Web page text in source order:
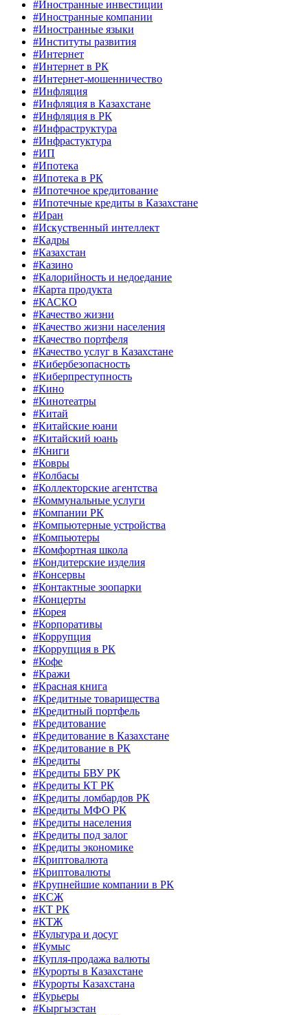
#Иностранные инвестиции
#Иностранные компании
#Иностранные языки
#Институты развития
#Интернет
#Интернет в РК
#Интернет-мошенничество
#Инфляция
#Инфляция в Казахстане
#Инфляция в РК
#Инфраструктура
#Инфрастуктура
#ИП
#Ипотека
#Ипотека в РК
#Ипотечное кредитование
#Ипотечные кредиты в Казахстане
#Иран
#Искуственный интеллект
#Кадры
#Казахстан
#Казино
#Калорийность и недоедание
#Карта продукта
#КАСКО
#Качество жизни
#Качество жизни населения
#Качество портфеля
#Качество услуг в Казахстане
#Кибербезопасность
#Киберпреступность
#Кино
#Кинотеатры
#Китай
#Китайские юани
#Китайский юань
#Книги
#Ковры
#Колбасы
#Коллекторские агентства
#Коммунальные услуги
#Компании РК
#Компьютерные устройства
#Компьютеры
#Комфортная школа
#Кондитерские изделия
#Консервы
#Контактные зоопарки
#Концерты
#Корея
#Корпоративы
#Коррупция
#Коррупция в РК
#Кофе
#Кражи
#Красная книга
#Кредитные товарищества
#Кредитный портфель
#Кредитование
#Кредитование в Казахстане
#Кредитование в РК
#Кредиты
#Кредиты БВУ РК
#Кредиты КТ РК
#Кредиты ломбардов РК
#Кредиты МФО РК
#Кредиты населения
#Кредиты под залог
#Кредиты экономике
#Криптовалюта
#Криптовалюты
#Крупнейшие компании в РК
#КСЖ
#КТ РК
#КТЖ
#Культура и досуг
#Кумыс
#Купля-продажа валюты
#Курорты в Казахстане
#Курорты Казахстана
#Курьеры
#Кыргызстан